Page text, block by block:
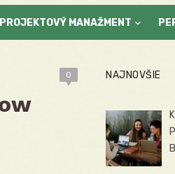
PROJEKTOVÝ MANAŽMENT
0 NAJNOVŠIE